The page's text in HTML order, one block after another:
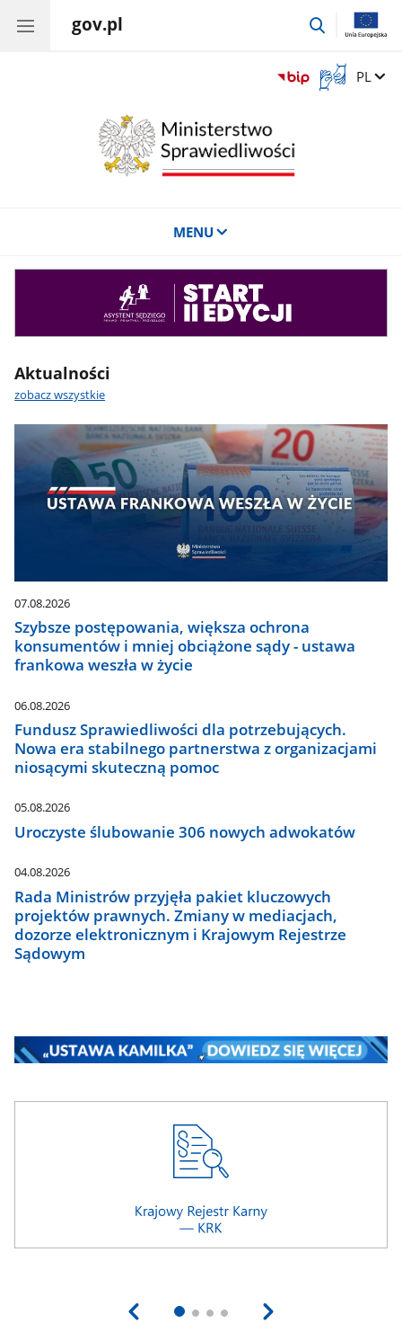
gov.pl
przejdź
Otwórz
okno
Zmień
PL
MENU
Aktualności
zobacz wszystkie
07.08.2026
Szybsze postępowania, większa ochrona
konsumentów i mniej obciążone sądy - ustawa
frankowa weszła w życie
06.08.2026
Fundusz Sprawiedliwości dla potrzebujących.
Nowa era stabilnego partnerstwa z organizacjami
niosącymi skuteczną pomoc
05.08.2026
Uroczyste ślubowanie 306 nowych adwokatów
04.08.2026
Rada Ministrów przyjęła pakiet kluczowych
projektów prawnych. Zmiany w mediacjach,
dozorze elektronicznym i Krajowym Rejestrze
Sądowym